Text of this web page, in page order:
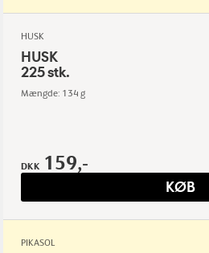
HUSK
HUSK
225 stk.
Mængde: 134 g
DKK 159,-
KØB
PIKASOL